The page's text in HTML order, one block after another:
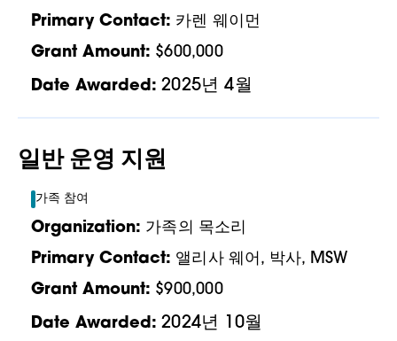
Primary Contact: 카렌 웨이먼
Grant Amount: $600,000
Date Awarded: 2025년 4월
일반 운영 지원
가족 참여
Organization: 가족의 목소리
Primary Contact: 앨리사 웨어, 박사, MSW
Grant Amount: $900,000
Date Awarded: 2024년 10월